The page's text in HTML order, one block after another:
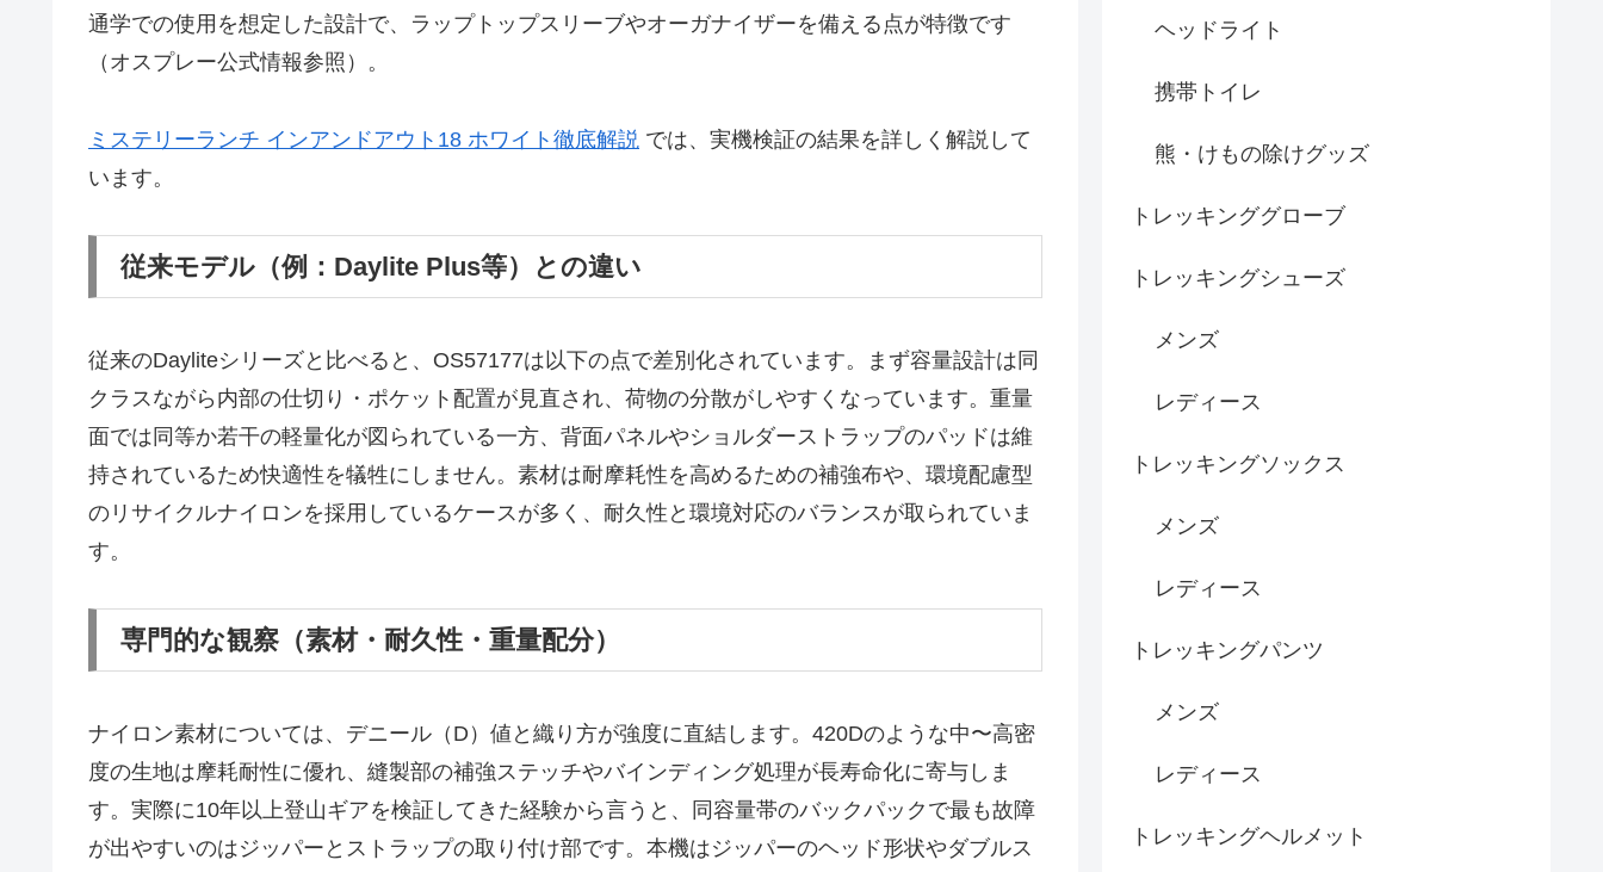
通学での使用を想定した設計で、ラップトップスリーブやオーガナイザーを備える点が特徴です
（オスプレー公式情報参照）。
ミステリーランチ インアンドアウト18 ホワイト徹底解説 では、実機検証の結果を詳しく解説して
います。
従来モデル（例：Daylite Plus等）との違い
従来のDayliteシリーズと比べると、OS57177は以下の点で差別化されています。まず容量設計は同
クラスながら内部の仕切り・ポケット配置が見直され、荷物の分散がしやすくなっています。重量
面では同等か若干の軽量化が図られている一方、背面パネルやショルダーストラップのパッドは維
持されているため快適性を犠牲にしません。素材は耐摩耗性を高めるための補強布や、環境配慮型
のリサイクルナイロンを採用しているケースが多く、耐久性と環境対応のバランスが取られていま
す。
専門的な観察（素材・耐久性・重量配分）
ナイロン素材については、デニール（D）値と織り方が強度に直結します。420Dのような中〜高密
度の生地は摩耗耐性に優れ、縫製部の補強ステッチやバインディング処理が長寿命化に寄与しま
す。実際に10年以上登山ギアを検証してきた経験から言うと、同容量帯のバックパックで最も故障
が出やすいのはジッパーとストラップの取り付け部です。本機はジッパーのヘッド形状やダブルス
ヘッドライト
携帯トイレ
熊・けもの除けグッズ
トレッキンググローブ
トレッキングシューズ
メンズ
レディース
トレッキングソックス
メンズ
レディース
トレッキングパンツ
メンズ
レディース
トレッキングヘルメット